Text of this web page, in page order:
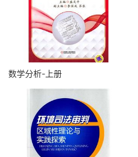
数学分析-上册